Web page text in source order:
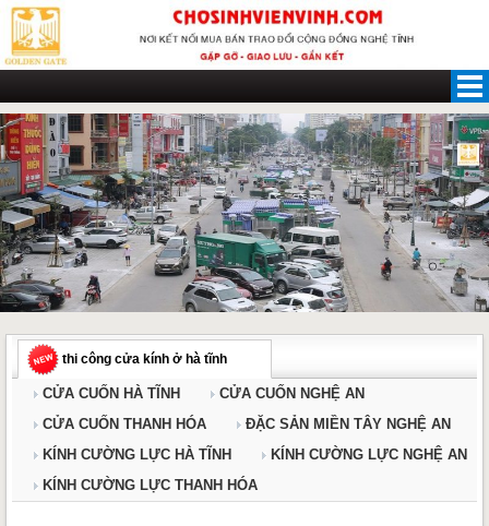
Skip
content
thi công cửa kính ở hà tĩnh
CỬA CUỐN HÀ TĨNH
CỬA CUỐN NGHỆ AN
CỬA CUỐN THANH HÓA
ĐẶC SẢN MIỀN TÂY NGHỆ AN
KÍNH CƯỜNG LỰC HÀ TĨNH
KÍNH CƯỜNG LỰC NGHỆ AN
KÍNH CƯỜNG LỰC THANH HÓA